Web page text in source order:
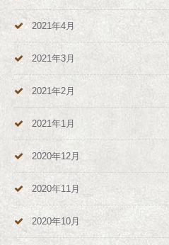
2021年4月
2021年3月
2021年2月
2021年1月
2020年12月
2020年11月
2020年10月